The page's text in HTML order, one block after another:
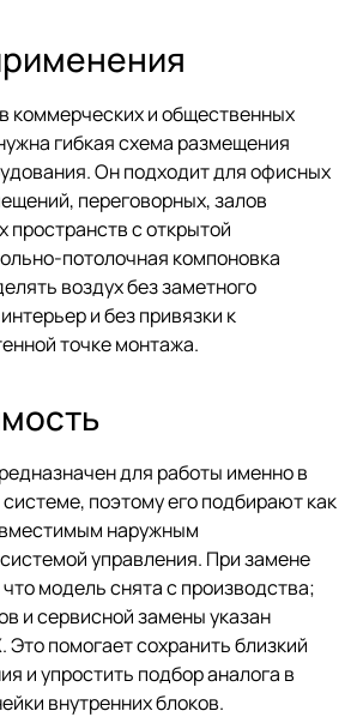
коммерческих и общественных
гибкая схема размещения
Он подходит для офисных
переговорных, залов
пространств с открытой
потолочная компоновка
воздух без заметного
и без привязки к
точке монтажа.
для работы именно в
поэтому его подбирают как
наружным
управления. При замене
модель снята с производства;
и сервисной замены указан
Это помогает сохранить близкий
и упростить подбор аналога в
внутренних блоков.